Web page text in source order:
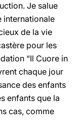
Je salue
internationale
de la vie
pour les
“Il Cuore in
chaque jour
des enfants
enfants que la
cas, comme